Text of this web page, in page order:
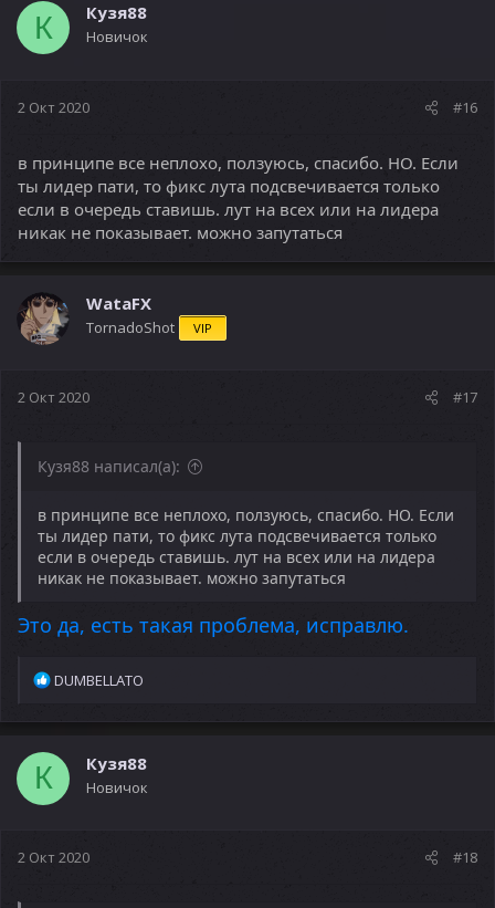
К Кузя88
Новичок
2 Окт 2020 #16
в принципе все неплохо, ползуюсь, спасибо. НО. Если
ты лидер пати, то фикс лута подсвечивается только
если в очередь ставишь. лут на всех или на лидера
никак не показывает. можно запутаться
WataFX
TornadoShot VIP
2 Окт 2020 #17
Кузя88 написал(а):
в принципе все неплохо, ползуюсь, спасибо. НО. Если
ты лидер пати, то фикс лута подсвечивается только
если в очередь ставишь. лут на всех или на лидера
никак не показывает. можно запутаться
Это да, есть такая проблема, исправлю.
Р
а
ц
и
DUMBELLATO
К Кузя88
Новичок
2 Окт 2020 #18